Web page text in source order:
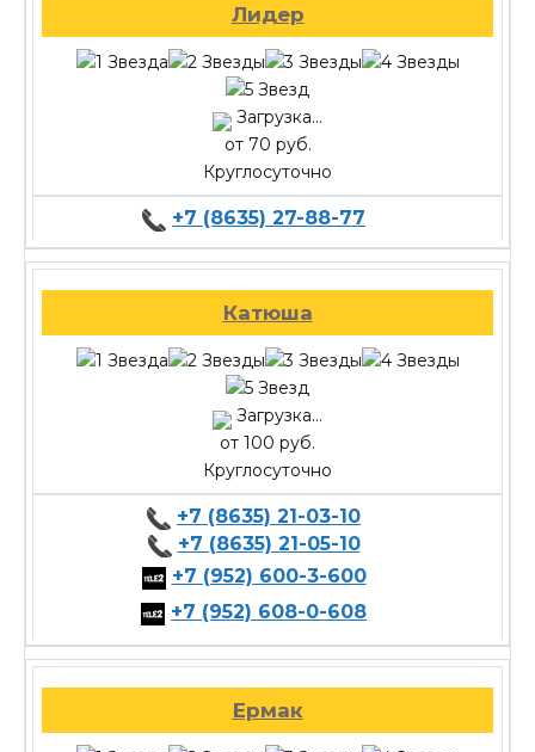
Лидер
Загрузка...
от 70 руб.
Круглосуточно
+7 (8635) 27-88-77
Катюша
Загрузка...
от 100 руб.
Круглосуточно
+7 (8635) 21-03-10
+7 (8635) 21-05-10
+7 (952) 600-3-600
+7 (952) 608-0-608
Ермак